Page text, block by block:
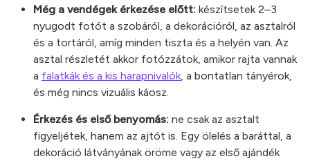
Még a vendégek érkezése előtt: készítsetek 2–3
nyugodt fotót a szobáról, a dekorációról, az asztalról
és a tortáról, amíg minden tiszta és a helyén van. Az
asztal részletét akkor fotózzátok, amikor rajta vannak
a falatkák és a kis harapnivalók , a bontatlan tányérok,
és még nincs vizuális káosz.
Érkezés és első benyomás: ne csak az asztalt
figyeljétek, hanem az ajtót is. Egy ölelés a baráttal, a
dekoráció látványának öröme vagy az első ajándék